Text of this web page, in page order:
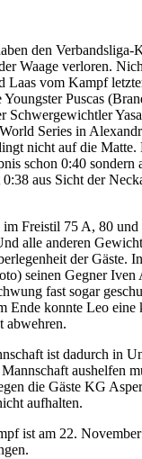
den Verbandsliga-
Waage verloren.
Laas vom Kampf
Puscas
Schwergewichtler
Series in
nicht auf die
schon 0:40 sondern
aus Sicht der
Freistil 75 A, 80 und
alle anderen
der Gäste.
seinen Gegner Iven
fast sogar
Ende konnte Leo eine
abwehren.
ist dadurch in
aushelfen
die Gäste KG
aufhalten.
ist am 22.